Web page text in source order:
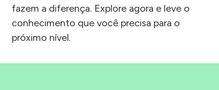
fazem a diferença. Explore agora e leve o
conhecimento que você precisa para o
próximo nível.